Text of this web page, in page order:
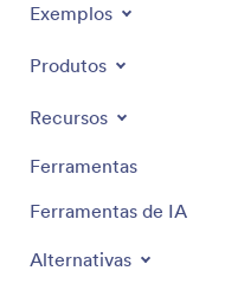
Exemplos
Produtos
Recursos
Ferramentas
Ferramentas de IA
Alternativas